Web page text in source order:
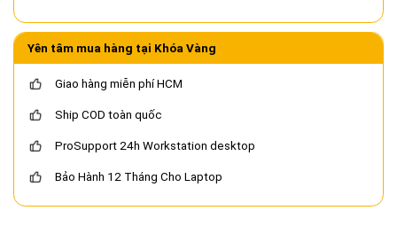
Yên tâm mua hàng tại Khóa Vàng
Giao hàng miễn phí HCM
Ship COD toàn quốc
ProSupport 24h Workstation desktop
Bảo Hành 12 Tháng Cho Laptop